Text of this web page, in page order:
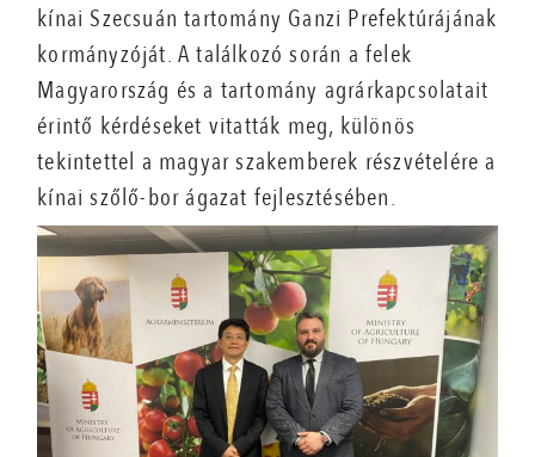
kínai Szecsuán tartomány Ganzi Prefektúrájának
kormányzóját. A találkozó során a felek
Magyarország és a tartomány agrárkapcsolatait
érintő kérdéseket vitatták meg, különös
tekintettel a magyar szakemberek részvételére a
kínai szőlő-bor ágazat fejlesztésében.